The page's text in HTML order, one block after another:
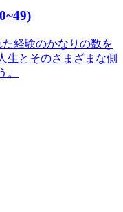
経験のかなりの数を
生とそのさまざまな側
。